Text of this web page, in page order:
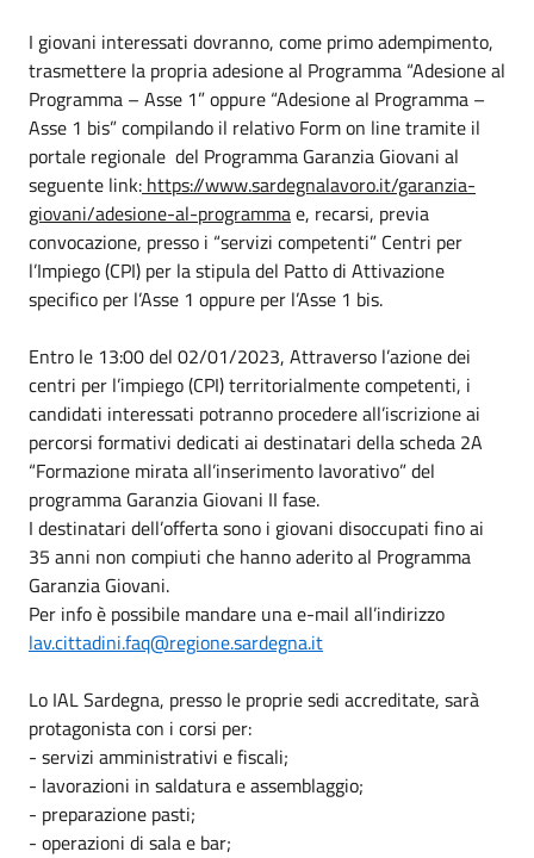
I giovani interessati dovranno, come primo adempimento,
trasmettere la propria adesione al Programma “Adesione al
Programma – Asse 1” oppure “Adesione al Programma –
Asse 1 bis” compilando il relativo Form on line tramite il
portale regionale del Programma Garanzia Giovani al
seguente link: https://www.sardegnalavoro.it/garanzia-
giovani/adesione-al-programmae, recarsi, previa
convocazione, presso i “servizi competenti” Centri per
l’Impiego (CPI) per la stipula del Patto di Attivazione
specifico per l’Asse 1 oppure per l’Asse 1 bis.
Entro le 13:00 del 02/01/2023, Attraverso l’azione dei
centri per l’impiego (CPI) territorialmente competenti, i
candidati interessati potranno procedere all’iscrizione ai
percorsi formativi dedicati ai destinatari della scheda 2A
“Formazione mirata all’inserimento lavorativo” del
programma Garanzia Giovani II fase.
I destinatari dell’offerta sono i giovani disoccupati fino ai
35 anni non compiuti che hanno aderito al Programma
Garanzia Giovani.
Per info è possibile mandare una e-mail all’indirizzo
lav.cittadini.faq@regione.sardegna.it
Lo IAL Sardegna, presso le proprie sedi accreditate, sarà
protagonista con i corsi per:
- servizi amministrativi e fiscali;
- lavorazioni in saldatura e assemblaggio;
- preparazione pasti;
- operazioni di sala e bar;